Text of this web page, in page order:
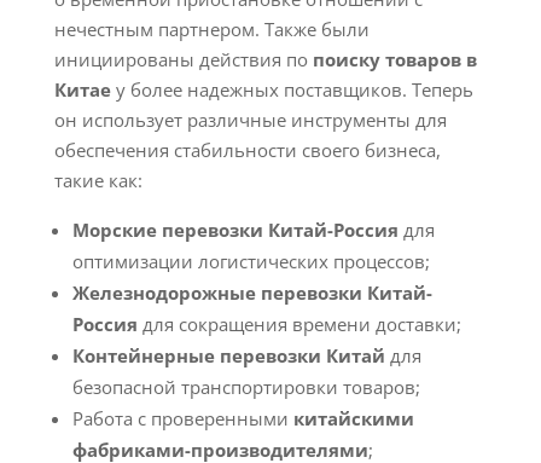
нечестным партнером. Также были
инициированы действия по поиску товаров в
Китаеу более надежных поставщиков. Теперь
он использует различные инструменты для
обеспечения стабильности своего бизнеса,
такие как:
Морские перевозки Китай-Россия для
оптимизации логистических процессов;
Железнодорожные перевозки Китай-
Россия для сокращения времени доставки;
Контейнерные перевозки Китай для
безопасной транспортировки товаров;
Работа с проверенными китайскими
фабриками-производителями;